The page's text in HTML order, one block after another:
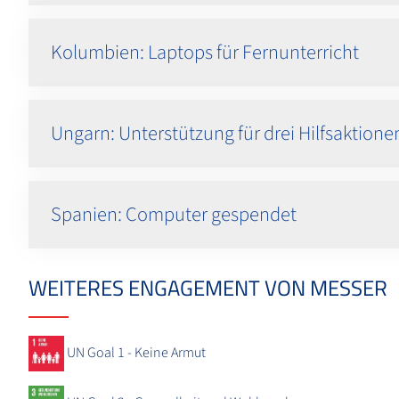
Kolumbien: Laptops für Fernunterricht
Ungarn: Unterstützung für drei
Spanien: Computer gespendet
WEITERES ENGAGEMENT VON MESSER
UN Goal 1 - Keine Armut